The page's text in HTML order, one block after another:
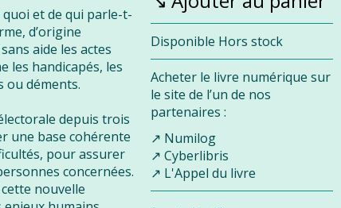
Disponibilité :
Disponible Hors stock
Acheter le livre numérique sur
le site de l’un de nos
partenaires :
Numilog
Cyberlibris
L'Appel du livre
et de qui parle-t-
d’origine
aide les actes
les handicapés, les
ou déments.
depuis trois
une base cohérente
pour assurer
concernées.
nouvelle